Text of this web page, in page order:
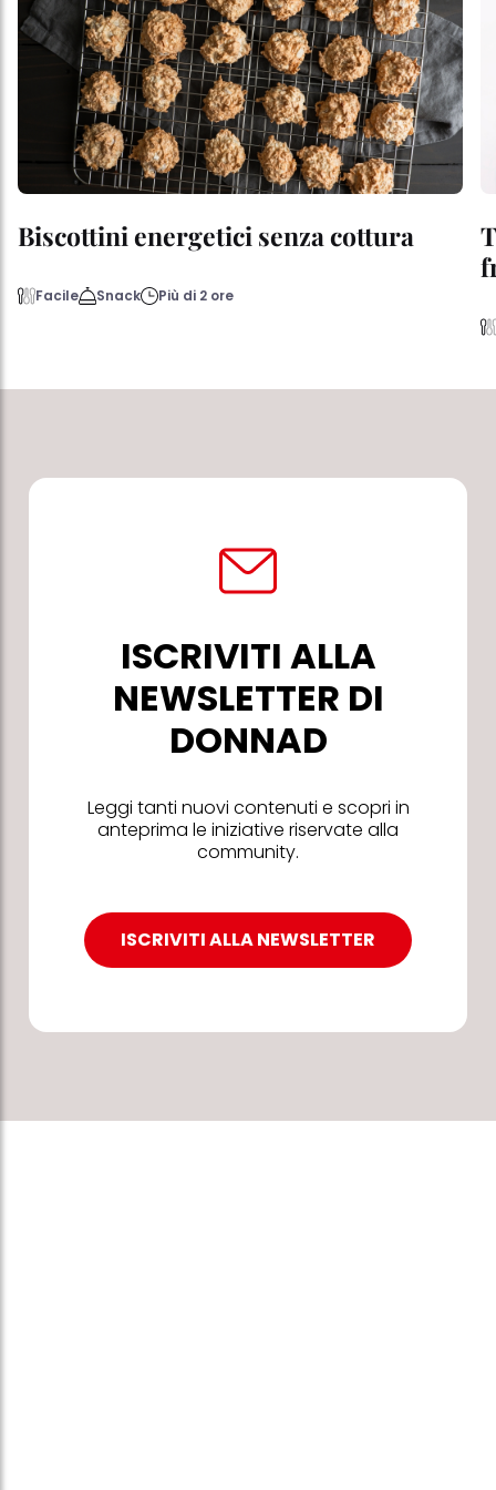
Biscottini energetici senza cottura
Facile Snack Più di 2 ore
ISCRIVITI ALLA
NEWSLETTER DI
DONNAD
Leggi tanti nuovi contenuti e scopri in
anteprima le iniziative riservate alla
community.
ISCRIVITI ALLA NEWSLETTER